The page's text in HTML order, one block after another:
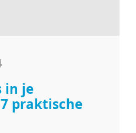
in je
praktische